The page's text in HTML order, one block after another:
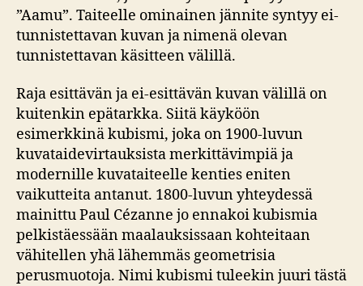
”Aamu”. Taiteelle ominainen jännite syntyy ei-
tunnistettavan kuvan ja nimenä olevan
tunnistettavan käsitteen välillä.
Raja esittävän ja ei-esittävän kuvan välillä on
kuitenkin epätarkka. Siitä käyköön
esimerkkinä kubismi, joka on 1900-luvun
kuvataidevirtauksista merkittävimpiä ja
modernille kuvataiteelle kenties eniten
vaikutteita antanut. 1800-luvun yhteydessä
mainittu Paul Cézanne jo ennakoi kubismia
pelkistäessään maalauksissaan kohteitaan
vähitellen yhä lähemmäs geometrisia
perusmuotoja. Nimi kubismi tuleekin juuri tästä